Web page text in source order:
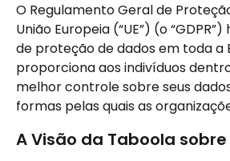
O Regulamento Geral de
União Europeia (“UE”) (o
de proteção de dados em toda a
proporciona aos indivíduos
melhor controle sobre seus
formas pelas quais as
A Visão da Taboola sobre